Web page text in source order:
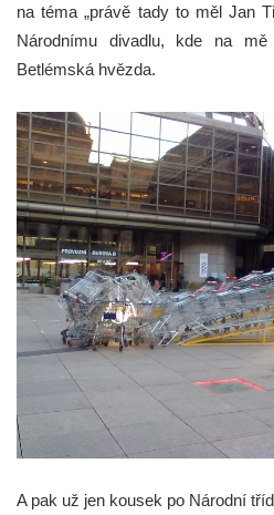
na téma „právě tady to měl Jan
Národnímu divadlu, kde na
Betlémská hvězda.
A pak už jen kousek po Národní